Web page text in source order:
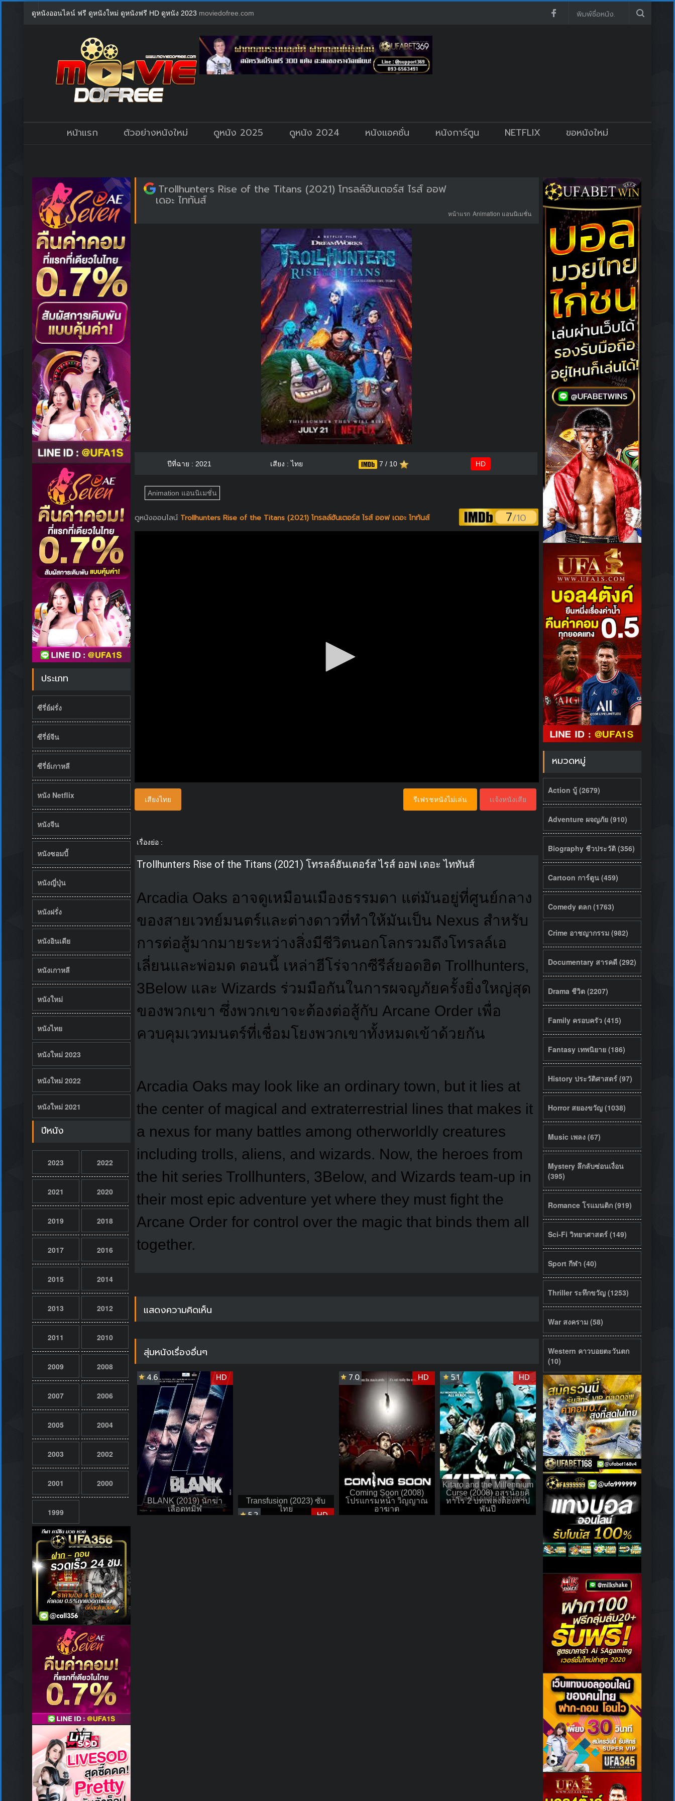
ดูหนังออนไลน์ ฟรี ดูหนังใหม่ ดูหนังฟรี HD ดูหนัง 2023 moviedofree.com
หน้าแรก ตัวอย่างหนังใหม่ ดูหนัง 2025 ดูหนัง 2024 หนังแอคชั่น หนังการ์ตูน NETFLIX ขอหนังใหม่
ประเภท
ซีรี่ย์ฝรั่ง
ซีรี่ย์จีน
ซีรี่ย์เกาหลี
หนัง Netflix
หนังจีน
หนังซอมบี้
หนังญี่ปุ่น
หนังฝรั่ง
หนังอินเดีย
หนังเกาหลี
หนังใหม่
หนังไทย
หนังใหม่ 2023
หนังใหม่ 2022
หนังใหม่ 2021
ปีหนัง
2023 2022
2021 2020
2019 2018
2017 2016
2015 2014
2013 2012
2011 2010
2009 2008
2007 2006
2005 2004
2003 2002
2001 2000
1999
Trollhunters Rise of the Titans (2021) โทรลล์ฮันเตอร์ส ไรส์ ออฟ
เดอะ ไททันส์
หน้าแรก Animation แอนนิเมชั่น
ปีที่ฉาย : 2021 เสียง : ไทย 7 / 10 HD
Animation แอนนิเมชั่น
ดูหนังออนไลน์ Trollhunters Rise of the Titans (2021) โทรลล์ฮันเตอร์ส ไรส์ ออฟ เดอะ ไททันส์ 7/10
เสียงไทย เเจ้งหนังเสีย
รีเฟรชหนังไม่เล่น
เรื่องย่อ :
Trollhunters Rise of the Titans (2021) โทรลล์ฮันเตอร์ส ไรส์ ออฟ เดอะ ไททันส์
Arcadia Oaks อาจดูเหมือนเมืองธรรมดา แต่มันอยู่ที่ศูนย์กลาง
ของสายเวทย์มนตร์และต่างดาวที่ทำให้มันเป็น Nexus สำหรับ
การต่อสู้มากมายระหว่างสิ่งมีชีวิตนอกโลกรวมถึงโทรลล์เอ
เลี่ยนและพ่อมด ตอนนี้ เหล่าฮีโร่จากซีรีส์ยอดฮิต Trollhunters,
3Below และ Wizards ร่วมมือกันในการผจญภัยครั้งยิ่งใหญ่สุด
ของพวกเขา ซึ่งพวกเขาจะต้องต่อสู้กับ Arcane Order เพื่อ
ควบคุมเวทมนตร์ที่เชื่อมโยงพวกเขาทั้งหมดเข้าด้วยกัน
Arcadia Oaks may look like an ordinary town, but it lies at
the center of magical and extraterrestrial lines that makes it
a nexus for many battles among otherworldly creatures
including trolls, aliens, and wizards. Now, the heroes from
the hit series Trollhunters, 3Below, and Wizards team-up in
their most epic adventure yet where they must fight the
Arcane Order for control over the magic that binds them all
together.
แสดงความคิดเห็น
สุ่มหนังเรื่องอื่นๆ
BLANK (2019) นักฆ่า
เลือดทมิฬ
4.6 HD
Transfusion (2023) ซับ
ไทย
5.2 HD
Coming Soon (2008)
โปรแกรมหน้า วิญญาณ
อาฆาต
7.0 HD
Kitaro and the Millennium
Curse (2008) อสูรน้อยคิ
ทาโร่ 2 บทเพลงต้องสาป
พันปี
5.1 HD
หมวดหมู่
Action บู้ (2679)
Adventure ผจญภัย (910)
Biography ชีวประวัติ (356)
Cartoon การ์ตูน (459)
Comedy ตลก (1763)
Crime อาชญากรรม (982)
Documentary สารคดี (292)
Drama ชีวิต (2207)
Family ครอบครัว (415)
Fantasy เทพนิยาย (186)
History ประวัติศาสตร์ (97)
Horror สยองขวัญ (1038)
Music เพลง (67)
Mystery ลึกลับซ่อนเงื่อน
(395)
Romance โรแมนติก (919)
Sci-Fi วิทยาศาสตร์ (149)
Sport กีฬา (40)
Thriller ระทึกขวัญ (1253)
War สงคราม (58)
Western คาวบอยตะวันตก
(10)